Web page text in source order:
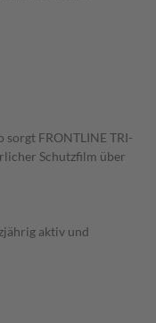
FRONTLINE TRI-
Schutzfilm über
aktiv und